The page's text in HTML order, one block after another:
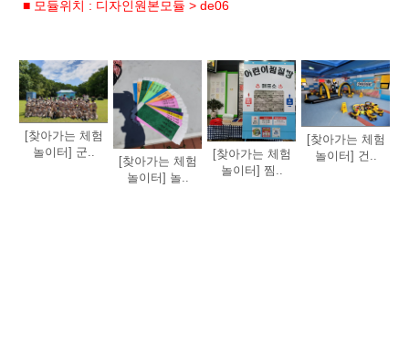
■ 모듈위치 : 디자인원본모듈 > de06
[찾아가는 체험
놀이터] 군..
[찾아가는 체험
놀이터] 놀..
[찾아가는 체험
놀이터] 찜..
[찾아가는 체험
놀이터] 건..